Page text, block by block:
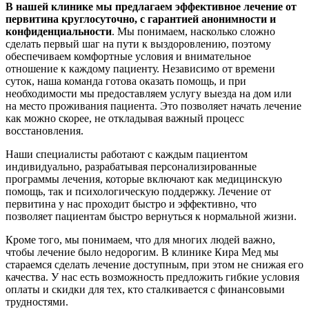
В нашей клинике мы предлагаем эффективное лечение от
первитина круглосуточно, с гарантией анонимности и
конфиденциальности. Мы понимаем, насколько сложно
сделать первый шаг на пути к выздоровлению, поэтому
обеспечиваем комфортные условия и внимательное
отношение к каждому пациенту. Независимо от времени
суток, наша команда готова оказать помощь, и при
необходимости мы предоставляем услугу выезда на дом или
на место проживания пациента. Это позволяет начать лечение
как можно скорее, не откладывая важный процесс
восстановления.
Наши специалисты работают с каждым пациентом
индивидуально, разрабатывая персонализированные
программы лечения, которые включают как медицинскую
помощь, так и психологическую поддержку. Лечение от
первитина у нас проходит быстро и эффективно, что
позволяет пациентам быстро вернуться к нормальной жизни.
Кроме того, мы понимаем, что для многих людей важно,
чтобы лечение было недорогим. В клинике Кира Мед мы
стараемся сделать лечение доступным, при этом не снижая его
качества. У нас есть возможность предложить гибкие условия
оплаты и скидки для тех, кто сталкивается с финансовыми
трудностями.